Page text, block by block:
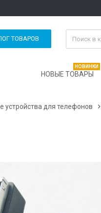
ТОВАРОВ
НОВЫЕ ТОВАРЫ
НОВИНКИ
устройства для телефонов 